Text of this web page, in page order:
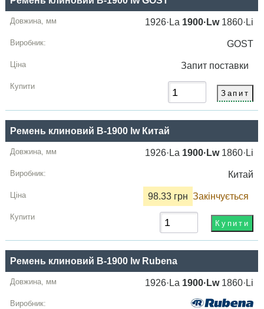
1926·La 1900·Lw1860·Li
GOST
Запит поставки
Ремень клиновий B-1900 lw Китай
1926·La 1900·Lw1860·Li
Китай
98.33 грн Закінчується
Ремень клиновий B-1900 lw Rubena
1926·La 1900·Lw1860·Li